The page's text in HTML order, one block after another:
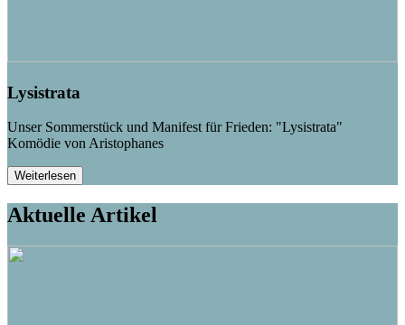
Lysistrata
Unser Sommerstück und Manifest für Frieden: "Lysistrata"
Komödie von Aristophanes
Weiterlesen
Aktuelle Artikel